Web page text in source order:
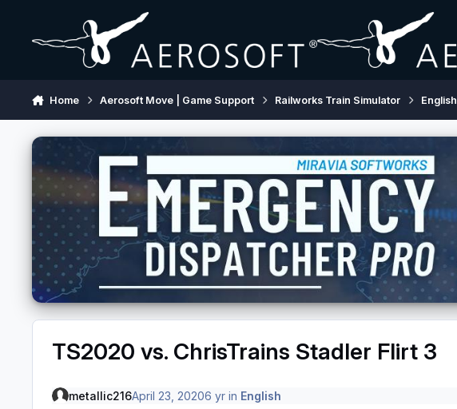
Home Aerosoft Move | Game Support Railworks Train Simulator English
TS2020 vs. ChrisTrains Stadler Flirt 3
metallic216April 23, 20206 yrin English